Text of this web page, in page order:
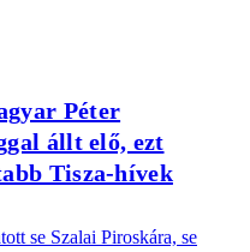
Péter
állt elő, ezt
Tisza-hívek
se Szalai Piroskára, se